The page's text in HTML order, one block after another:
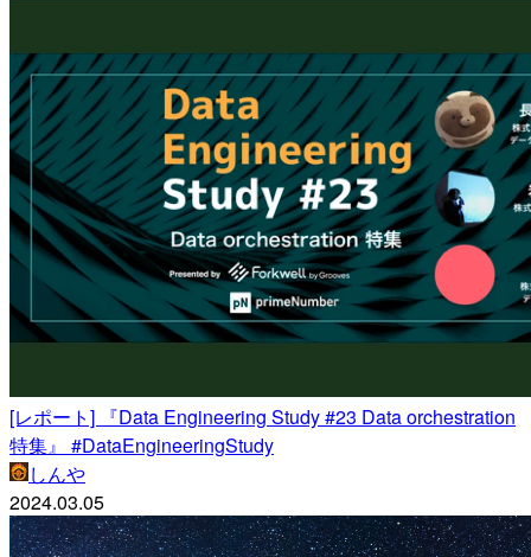
[レポート] 『Data Engineering Study #23 Data orchestration
特集』 #DataEngineeringStudy
しんや
2024.03.05